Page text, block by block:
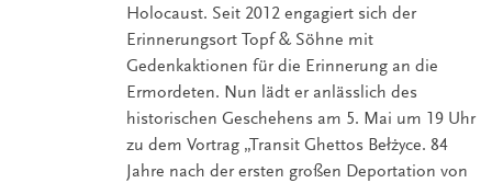
Holocaust. Seit 2012 engagiert sich der
Erinnerungsort Topf & Söhne mit
Gedenkaktionen für die Erinnerung an die
Ermordeten. Nun lädt er anlässlich des
historischen Geschehens am 5. Mai um 19 Uhr
zu dem Vortrag „Transit Ghettos Bełżyce. 84
Jahre nach der ersten großen Deportation von